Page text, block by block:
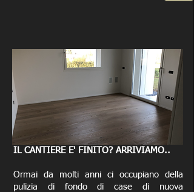
IL CANTIERE E' FINITO? ARRIVIAMO..
Ormai da molti anni ci occupiano della
pulizia di fondo di case di nuova